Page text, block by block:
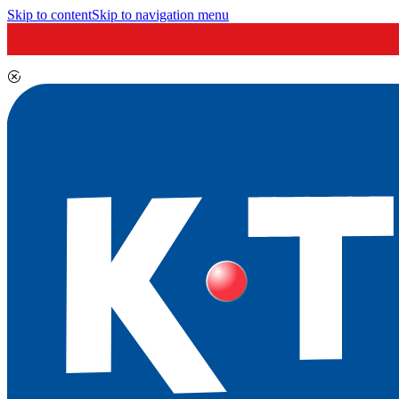
Skip to contentSkip to navigation menu